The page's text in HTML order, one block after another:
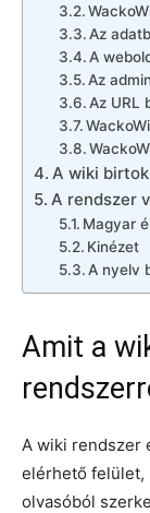
Az
A
Az
Az URL
A wiki
A rendszer
Magyar
Kinézet
A nyelv
Amit a
A wiki rendszer
elérhető felület,
olvasóból